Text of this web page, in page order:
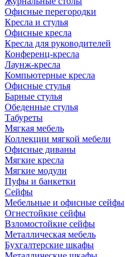
Офисные перегородки
Кресла и стулья
Офисные кресла
Кресла для руководителей
Конференц-кресла
Лаунж-кресла
Компьютерные кресла
Офисные стулья
Барные стулья
Обеденные стулья
Табуреты
Мягкая мебель
Коллекции мягкой мебели
Офисные диваны
Мягкие кресла
Мягкие модули
Пуфы и банкетки
Сейфы
Мебельные и офисные сейфы
Огнестойкие сейфы
Взломостойкие сейфы
Металлическая мебель
Бухгалтерские шкафы